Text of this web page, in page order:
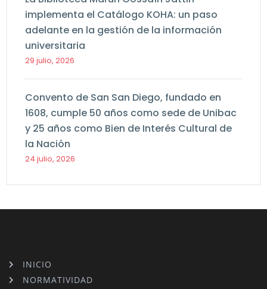
implementa el Catálogo KOHA: un paso
adelante en la gestión de la información
universitaria
29 julio, 2026
Convento de San San Diego, fundado en
1608, cumple 50 años como sede de Unibac
y 25 años como Bien de Interés Cultural de
la Nación
24 julio, 2026
INICIO
NORMATIVIDAD